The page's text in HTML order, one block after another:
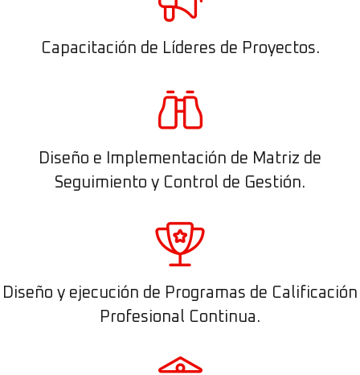
Capacitación de Líderes de Proyectos.
Diseño e Implementación de Matriz de
Seguimiento y Control de Gestión.
Diseño y ejecución de Programas de Calificación
Profesional Continua.